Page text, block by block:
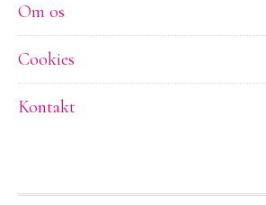
Om os
Cookies
Kontakt